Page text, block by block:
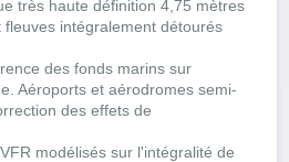
très haute définition 4,75 mètres
intégralement détourés
des fonds marins sur
Aéroports et aérodromes semi-
des effets de
modélisés sur l'intégralité de